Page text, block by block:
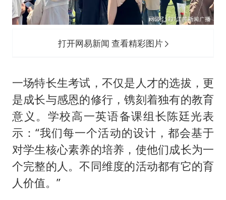
打开网易新闻 查看精彩图片
一场特长生考试，不仅是人才的选拔，更
是成长与感恩的修行，镌刻着独有的教育
意义。学校高一英语备课组长陈廷光表
示：“我们每一个活动的设计，都会基于
对学生核心素养的培养，使他们成长为一
个完整的人。不同维度的活动都有它的育
人价值。”